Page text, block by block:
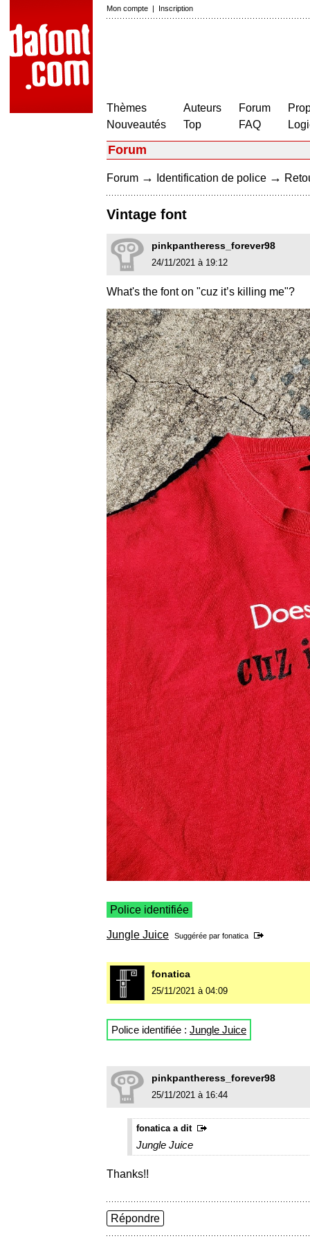
Mon compte | Inscription
Thèmes
Nouveautés
Auteurs
Top
Forum
FAQ
Forum
Forum → Identification de police →
Vintage font
pinkpantheress_forever98
24/11/2021 à 19:12
What's the font on "cuz it’s killing me"?
Police identifiée
Jungle Juice Suggérée par fonatica
fonatica
25/11/2021 à 04:09
Police identifiée : Jungle Juice
pinkpantheress_forever98
25/11/2021 à 16:44
fonatica a dit
Jungle Juice
Thanks!!
Répondre